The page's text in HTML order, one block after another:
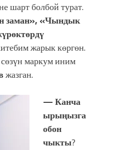
шарт болбой турат.
заман», «Чындык
жарык көргөн.
маркум иним
жазган.
— Канча
ырыңызга
обон
чыкты?